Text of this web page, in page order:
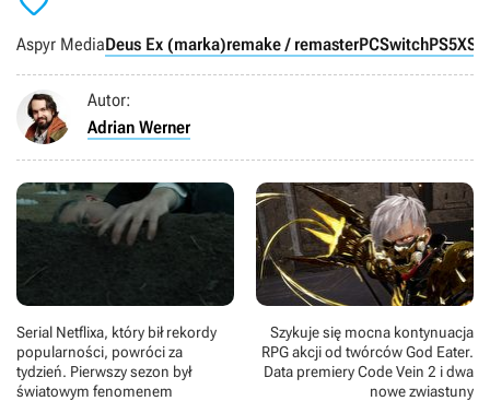
Aspyr MediaDeus Ex (marka)remake / remasterPCSwitchPS5XSX
Autor:
Adrian Werner
Serial Netflixa, który bił rekordy
popularności, powróci za
tydzień. Pierwszy sezon był
światowym fenomenem
Szykuje się mocna kontynuacja
RPG akcji od twórców God Eater.
Data premiery Code Vein 2 i dwa
nowe zwiastuny